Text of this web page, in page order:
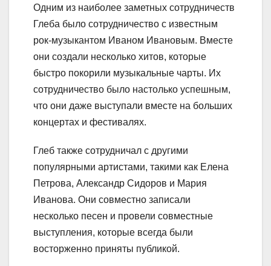
Одним из наиболее заметных сотрудничеств
Глеба было сотрудничество с известным
рок-музыкантом Иваном Ивановым. Вместе
они создали несколько хитов, которые
быстро покорили музыкальные чарты. Их
сотрудничество было настолько успешным,
что они даже выступали вместе на больших
концертах и фестивалях.
Глеб также сотрудничал с другими
популярными артистами, такими как Елена
Петрова, Александр Сидоров и Мария
Иванова. Они совместно записали
несколько песен и провели совместные
выступления, которые всегда были
восторженно приняты публикой.